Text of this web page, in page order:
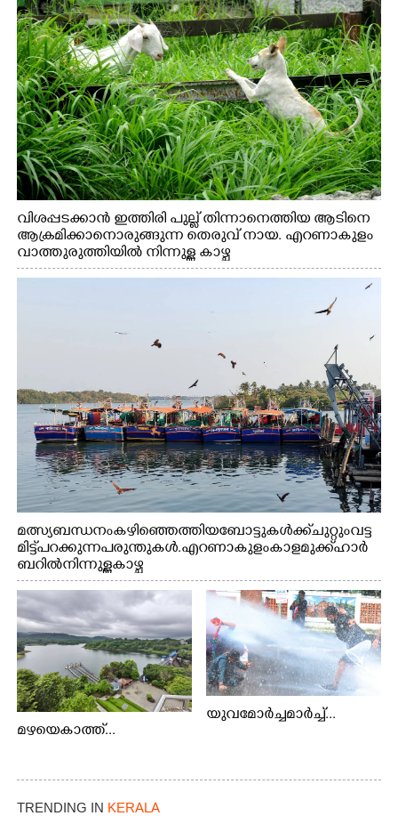
വിശപ്പടക്കാൻ ഇത്തിരി പുല്ല് തിന്നാനെത്തിയ ആടിനെ
ആക്രമിക്കാനൊരുങ്ങുന്ന തെരുവ് നായ. എറണാകുളം
വാത്തുരുത്തിയിൽ നിന്നുള്ള കാഴ്ച
മത്സ്യബന്ധനം കഴിഞ്ഞെത്തിയ ബോട്ടുകൾക്ക് ചുറ്റും വട്ട
മിട്ട് പറക്കുന്ന പരുന്തുകൾ. എറണാകുളം കാളമുക്ക് ഹാർ
ബറിൽ നിന്നുള്ള കാഴ്ച
മഴയെകാത്ത്...
യുവമോർച്ചമാർച്ച്...
TRENDING IN KERALA